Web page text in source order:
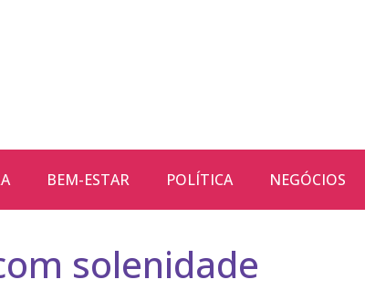
BEM-ESTAR POLÍTICA NEGÓCIOS
solenidade